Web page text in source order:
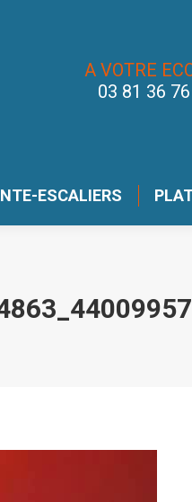
A VOTRE
03 81 36 76
ESCALIERS